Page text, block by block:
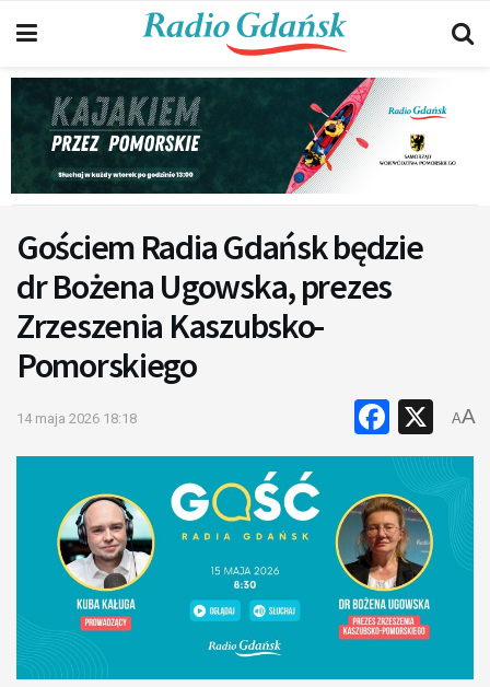
Gościem Radia Gdańsk będzie
dr Bożena Ugowska, prezes
Zrzeszenia Kaszubsko-
Pomorskiego
14 maja 2026 18:18 X
AA